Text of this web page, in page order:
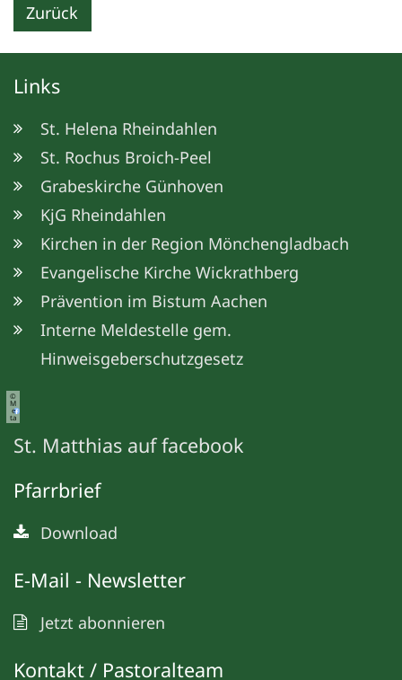
Zurück
Links
St. Helena Rheindahlen
St. Rochus Broich-Peel
Grabeskirche Günhoven
KjG Rheindahlen
Kirchen in der Region Mönchengladbach
Evangelische Kirche Wickrathberg
Prävention im Bistum Aachen
Interne Meldestelle gem.
Hinweisgeberschutzgesetz
©
M
e
ta
St. Matthias auf facebook
Pfarrbrief
Download
E-Mail - Newsletter
Jetzt abonnieren
Kontakt / Pastoralteam